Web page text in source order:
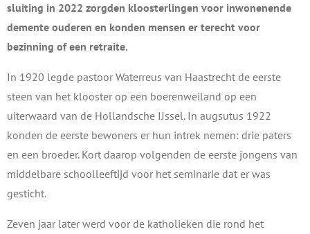
sluiting in 2022 zorgden kloosterlingen voor inwonenende
demente ouderen en konden mensen er terecht voor
bezinning of een retraite.
In 1920 legde pastoor Waterreus van Haastrecht de eerste
steen van het klooster op een boerenweiland op een
uiterwaard van de Hollandsche IJssel. In augsutus 1922
konden de eerste bewoners er hun intrek nemen: drie paters
en een broeder. Kort daarop volgenden de eerste jongens van
middelbare schoolleeftijd voor het seminarie dat er was
gesticht.
Zeven jaar later werd voor de katholieken die rond het